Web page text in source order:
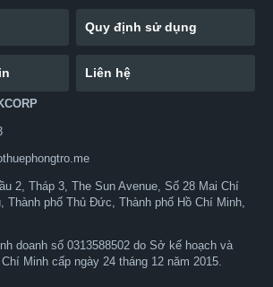
Quy định sử dụng
Liên hệ
2, Tháp 3, The Sun Avenue, Số 28 Mai Chí
Thành phố Thủ Đức, Thành phố Hồ Chí Minh,
doanh số 0313588502 do Sở kế hoạch và
Minh cấp ngày 24 tháng 12 năm 2015.